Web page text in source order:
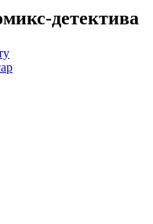
детектива